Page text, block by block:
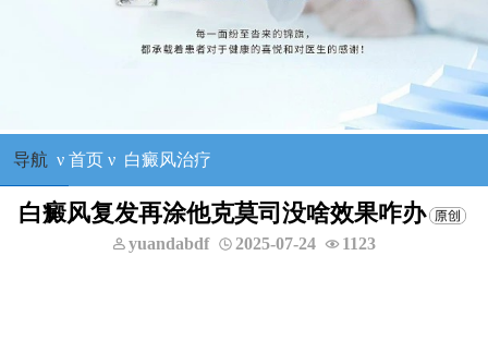
导航 ν 首页ν 白癜风治疗
白癜风复发再涂他克莫司没啥效果咋办
yuandabdf 2025-07-24 1123